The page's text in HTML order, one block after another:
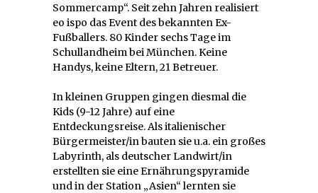
Sommercamp“. Seit zehn Jahren realisiert
eo ispo das Event des bekannten Ex-
Fußballers. 80 Kinder sechs Tage im
Schullandheim bei München. Keine
Handys, keine Eltern, 21 Betreuer.
In kleinen Gruppen gingen diesmal die
Kids (9-12 Jahre) auf eine
Entdeckungsreise. Als italienischer
Bürgermeister/in bauten sie u.a. ein großes
Labyrinth, als deutscher Landwirt/in
erstellten sie eine Ernährungspyramide
und in der Station „Asien“ lernten sie